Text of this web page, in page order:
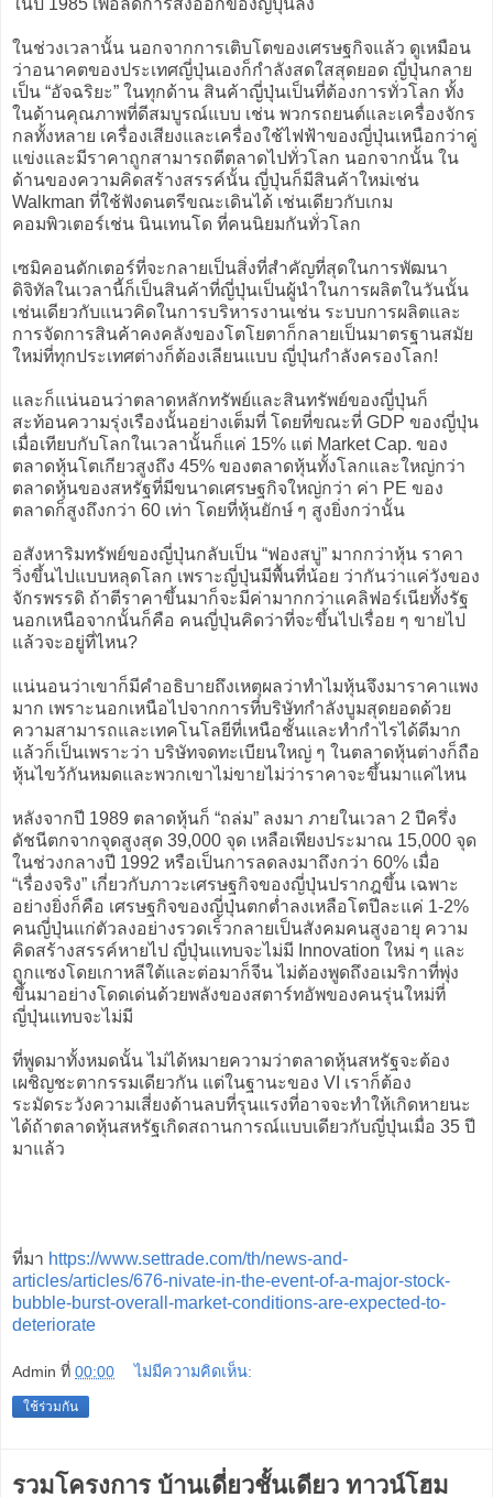
ในช่วงเวลานั้น นอกจากการเติบโตของเศรษฐกิจแล้ว ดูเหมือน
ว่าอนาคตของประเทศญี่ปุ่นเองก็กำลังสดใสสุดยอด ญี่ปุ่นกลาย
เป็น “อัจฉริยะ” ในทุกด้าน สินค้าญี่ปุ่นเป็นที่ต้องการทั่วโลก ทั้ง
ในด้านคุณภาพที่ดีสมบูรณ์แบบ เช่น พวกรถยนต์และเครื่องจักร
กลทั้งหลาย เครื่องเสียงและเครื่องใช้ไฟฟ้าของญี่ปุ่นเหนือกว่าคู่
แข่งและมีราคาถูกสามารถตีตลาดไปทั่วโลก นอกจากนั้น ใน
ด้านของความคิดสร้างสรรค์นั้น ญี่ปุ่นก็มีสินค้าใหม่เช่น
Walkman ที่ใช้ฟังดนตรีขณะเดินได้ เช่นเดียวกับเกม
คอมพิวเตอร์เช่น นินเทนโด ที่คนนิยมกันทั่วโลก
เซมิคอนดักเตอร์ที่จะกลายเป็นสิ่งที่สำคัญที่สุดในการพัฒนา
ดิจิทัลในเวลานี้ก็เป็นสินค้าที่ญี่ปุ่นเป็นผู้นำในการผลิตในวันนั้น
เช่นเดียวกับแนวคิดในการบริหารงานเช่น ระบบการผลิตและ
การจัดการสินค้าคงคลังของโตโยตาก็กลายเป็นมาตรฐานสมัย
ใหม่ที่ทุกประเทศต่างก็ต้องเลียนแบบ ญี่ปุ่นกำลังครองโลก!
และก็แน่นอนว่าตลาดหลักทรัพย์และสินทรัพย์ของญี่ปุ่นก็
สะท้อนความรุ่งเรืองนั้นอย่างเต็มที่ โดยที่ขณะที่ GDP ของญี่ปุ่น
เมื่อเทียบกับโลกในเวลานั้นก็แค่ 15% แต่ Market Cap. ของ
ตลาดหุ้นโตเกียวสูงถึง 45% ของตลาดหุ้นทั้งโลกและใหญ่กว่า
ตลาดหุ้นของสหรัฐที่มีขนาดเศรษฐกิจใหญ่กว่า ค่า PE ของ
ตลาดก็สูงถึงกว่า 60 เท่า โดยที่หุ้นยักษ์ ๆ สูงยิ่งกว่านั้น
อสังหาริมทรัพย์ของญี่ปุ่นกลับเป็น “ฟองสบู่” มากกว่าหุ้น ราคา
วิ่งขึ้นไปแบบหลุดโลก เพราะญี่ปุ่นมีพื้นที่น้อย ว่ากันว่าแค่วังของ
จักรพรรดิ ถ้าตีราคาขึ้นมาก็จะมีค่ามากกว่าแคลิฟอร์เนียทั้งรัฐ
นอกเหนือจากนั้นก็คือ คนญี่ปุ่นคิดว่าที่จะขึ้นไปเรื่อย ๆ ขายไป
แล้วจะอยู่ที่ไหน?
แน่นอนว่าเขาก็มีคำอธิบายถึงเหตุผลว่าทำไมหุ้นจึงมาราคาแพง
มาก เพราะนอกเหนือไปจากการที่บริษัทกำลังบูมสุดยอดด้วย
ความสามารถและเทคโนโลยีที่เหนือชั้นและทำกำไรได้ดีมาก
แล้วก็เป็นเพราะว่า บริษัทจดทะเบียนใหญ่ ๆ ในตลาดหุ้นต่างก็ถือ
หุ้นไขว้กันหมดและพวกเขาไม่ขายไม่ว่าราคาจะขึ้นมาแค่ไหน
หลังจากปี 1989 ตลาดหุ้นก็ “ถล่ม” ลงมา ภายในเวลา 2 ปีครึ่ง
ดัชนีตกจากจุดสูงสุด 39,000 จุด เหลือเพียงประมาณ 15,000 จุด
ในช่วงกลางปี 1992 หรือเป็นการลดลงมาถึงกว่า 60% เมื่อ
“เรื่องจริง” เกี่ยวกับภาวะเศรษฐกิจของญี่ปุ่นปรากฎขึ้น เฉพาะ
อย่างยิ่งก็คือ เศรษฐกิจของญี่ปุ่นตกต่ำลงเหลือโตปีละแค่ 1-2%
คนญี่ปุ่นแก่ตัวลงอย่างรวดเร็วกลายเป็นสังคมคนสูงอายุ ความ
คิดสร้างสรรค์หายไป ญี่ปุ่นแทบจะไม่มี Innovation ใหม่ ๆ และ
ถูกแซงโดยเกาหลีใต้และต่อมาก็จีน ไม่ต้องพูดถึงอเมริกาที่พุ่ง
ขึ้นมาอย่างโดดเด่นด้วยพลังของสตาร์ทอัพของคนรุ่นใหม่ที่
ญี่ปุ่นแทบจะไม่มี
ที่พูดมาทั้งหมดนั้น ไม่ได้หมายความว่าตลาดหุ้นสหรัฐจะต้อง
เผชิญชะตากรรมเดียวกัน แต่ในฐานะของ VI เราก็ต้อง
ระมัดระวังความเสี่ยงด้านลบที่รุนแรงที่อาจจะทำให้เกิดหายนะ
ได้ถ้าตลาดหุ้นสหรัฐเกิดสถานการณ์แบบเดียวกับญี่ปุ่นเมื่อ 35 ปี
มาแล้ว
ที่มา https://www.settrade.com/th/news-and-
articles/articles/676-nivate-in-the-event-of-a-major-stock-
bubble-burst-overall-market-conditions-are-expected-to-
deteriorate
Admin ที่ 00:00 ไม่มีความคิดเห็น:
ใช้ร่วมกัน
รวมโครงการ บ้านเดี่ยวชั้นเดียว ทาวน์โฮม